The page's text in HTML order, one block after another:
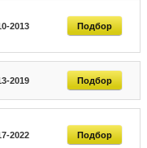
2013 Подбор
2019 Подбор
2022 Подбор